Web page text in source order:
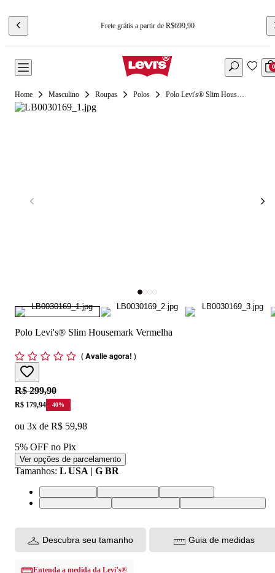
Frete grátis a partir de R$699,90
0
Masculino Roupas Polos Polo Levi's® Slim Housemark Vermelha
Polo Levi's® Slim Housemark Vermelha
(Avalie agora! )
Original price:
R$ 299,90
Price:
R$ 179,94 40%
ou 3x de R$ 59,98
5% OFF no Pix
Ver opções de parcelamento
Tamanhos: L USA | G BR
L USA | G BRM USA | M BRS USA | P BR
XL USA | GG BRXS USA | PP BRXXL USA | EGG BR
Descubra seu tamanho Guia de medidas
Entenda a medida da Levi’s®